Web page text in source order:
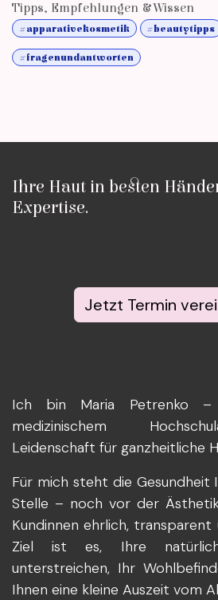
Tipps, Empfehlungen & Wissen
#apparativekosmetik #beautytipps
#fragenundantworten
Ihre Haut in besten
Expertise.
Jetzt Termin
Ich bin Maria Petrenko –
medizinischem
Leidenschaft für ganzheitliche
Für mich steht die Gesundheit
Stelle – noch vor der
Kundinnen ehrlich, transparent
Ziel ist es, Ihre
unterstreichen, Ihr
Ihnen eine kleine Auszeit vom